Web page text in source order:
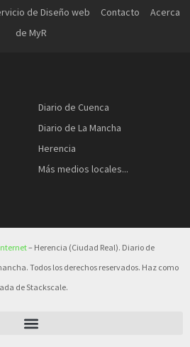
de Diseño web Contacto
Acerca
de MyR
Diario de Cuenca
Diario de La Mancha
Herencia
Más medios locales...
– Herencia (Ciudad Real). Diario de
Todos los derechos reservados. Haz como
de Stackscale.